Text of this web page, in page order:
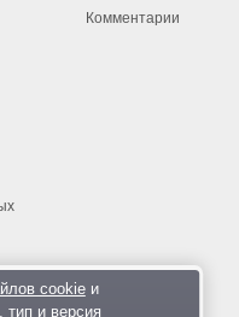
Комментарии
cookieи
тип и версия